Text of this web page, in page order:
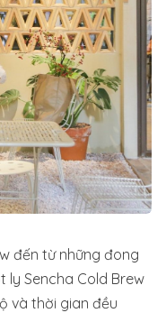
đến từ những đong
ly Sencha Cold Brew
và thời gian đều